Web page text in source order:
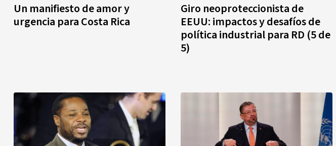
Un manifiesto de amor y
urgencia para Costa Rica
Giro neoproteccionista de
EEUU: impactos y desafíos de
política industrial para RD (5 de
5)